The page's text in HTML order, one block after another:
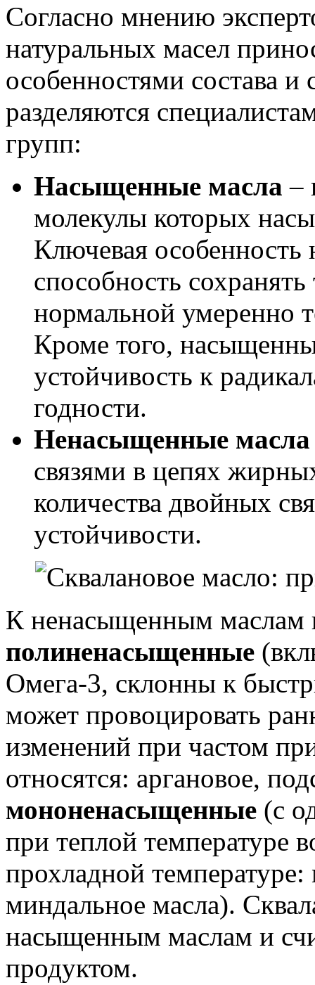
Согласно мнению
натуральных масел
особенностями состава и
разделяются
групп:
Насыщенные масла –
молекулы которых
Ключевая
способность
нормальной умеренно
Кроме того,
устойчивость к
годности.
Ненасыщенные
связями в цепях
количества двойных
устойчивости.
К ненасыщенным маслам
полиненасыщенные
Омега-3, склонны к
может провоцировать
изменений при частом
относятся: аргановое,
мононенасыщенные (с
при теплой температуре
прохладной температуре:
миндальное масла).
насыщенным маслам и
продуктом.